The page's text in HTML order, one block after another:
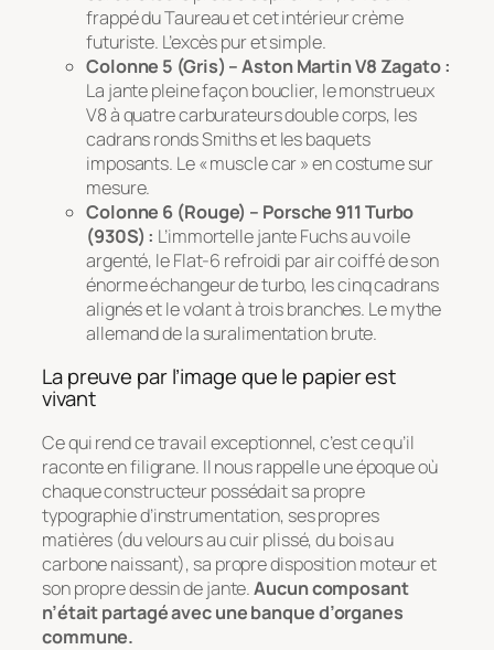
frappé du Taureau et cet intérieur crème
futuriste. L’excès pur et simple.
Colonne 5 (Gris) –Aston Martin V8 Zagato:
La jante pleine façon bouclier, le monstrueux
V8 à quatre carburateurs double corps, les
cadrans ronds Smiths et les baquets
imposants. Le « muscle car » en costume sur
mesure.
Colonne 6 (Rouge) – Porsche 911 Turbo
(930S) : L’immortelle jante Fuchs au voile
argenté, le Flat-6 refroidi par air coiffé de son
énorme échangeur de turbo, les cinq cadrans
alignés et le volant à trois branches. Le mythe
allemand de la suralimentation brute.
La preuve par l’image que le papier est
vivant
Ce qui rend ce travail exceptionnel, c’est ce qu’il
raconte en filigrane. Il nous rappelle une époque où
chaque constructeur possédait sa propre
typographie d’instrumentation, ses propres
matières (du velours au cuir plissé, du bois au
carbone naissant), sa propre disposition moteur et
son propre dessin de jante.Aucun composant
n’était partagé avec une banque d’organes
commune.